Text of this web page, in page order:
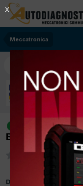
Meccatronica
[corsa
Benzina] ogni
Da dragxel
X